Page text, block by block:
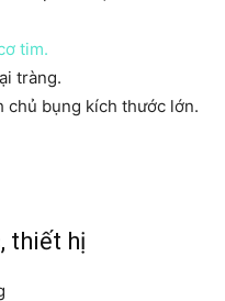
tim.
tràng.
chủ bụng kích thước lớn.
thiết hị